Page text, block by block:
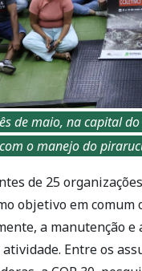
de maio, na capital
o manejo do
de 25
objetivo em
a manutenção
Entre os